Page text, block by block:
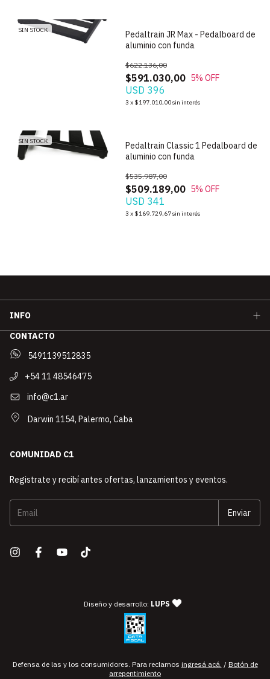
SIN STOCK
Pedaltrain JR Max - Pedalboard de
aluminio con funda
$591.030,00
$622.136,00
5% OFF
USD 396
3 x $197.010,00sin interés
SIN STOCK
Pedaltrain Classic 1 Pedalboard de
aluminio con funda
$509.189,00
$535.987,00
5% OFF
USD 341
3 x $169.729,67sin interés
INFO
CONTACTO
5491139512835
+54 11 48546475
info@c1.ar
Darwin 1154, Palermo, Caba
COMUNIDAD C1
Registrate y recibí antes ofertas, lanzamientos y eventos.
Diseño y desarrollo: LUPS — agencia de diseño y
Defensa de las y los consumidores. Para reclamos ingresá acá. / Botón de
arrepentimiento